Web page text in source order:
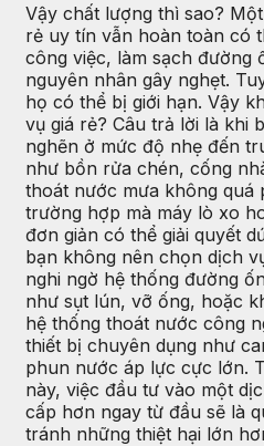
Vậy chất lượng thì sao?
rẻ uy tín vẫn hoàn toàn có
công việc, làm sạch đường
nguyên nhân gây nghẹt.
họ có thể bị giới hạn. Vậy
vụ giá rẻ? Câu trả lời là khi
nghẽn ở mức độ nhẹ đến
như bồn rửa chén, cống
thoát nước mưa không quá
trường hợp mà máy lò xo
đơn giản có thể giải quyết
bạn không nên chọn dịch
nghi ngờ hệ thống đường
như sụt lún, vỡ ống, hoặc
hệ thống thoát nước công
thiết bị chuyên dụng như
phun nước áp lực cực lớn.
này, việc đầu tư vào một
cấp hơn ngay từ đầu sẽ là
tránh những thiệt hại lớn